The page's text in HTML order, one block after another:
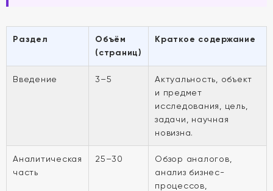
Раздел
Объём
(страниц)
Краткое содержание
Введение 3–5
Актуальность, объект
и предмет
исследования, цель,
задачи, научная
новизна.
Аналитическая
часть
25–30
Обзор аналогов,
анализ бизнес-
процессов,